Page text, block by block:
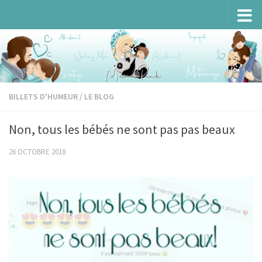
BILLETS D'HUMEUR / LE BLOG
Non, tous les bébés ne sont pas pas beaux
26 OCTOBRE 2018